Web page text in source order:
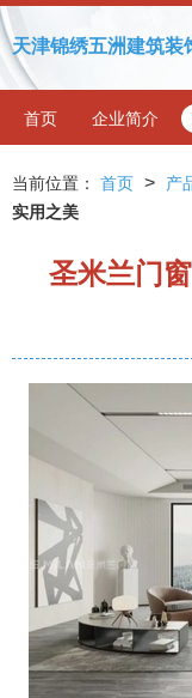
天津锦绣五洲建筑装
首页 企业简介
当前位置： 首页 > 产
实用之美
圣米兰门